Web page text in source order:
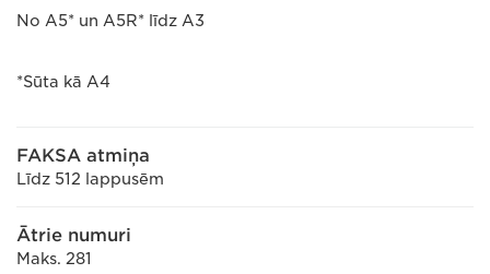
No A5* un A5R* līdz A3
*Sūta kā A4
FAKSA atmiņa
Līdz 512 lappusēm
Ātrie numuri
Maks. 281